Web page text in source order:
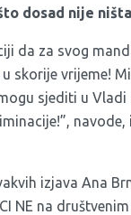
dosad nije
da za svog
skorije vrijeme!
sjediti u
izjava Ana
NE na